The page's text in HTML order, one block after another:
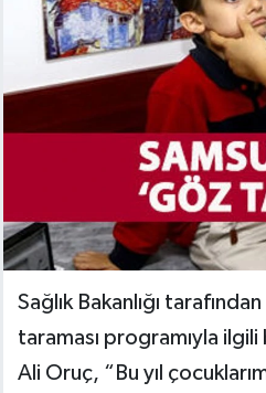
Sağlık Bakanlığı
taraması programıyla
Ali Oruç, “Bu yıl